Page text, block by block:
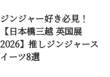
ジンジャー好き必見！
【日本橋三越 英国展
2026】推しジンジャース
イーツ8選